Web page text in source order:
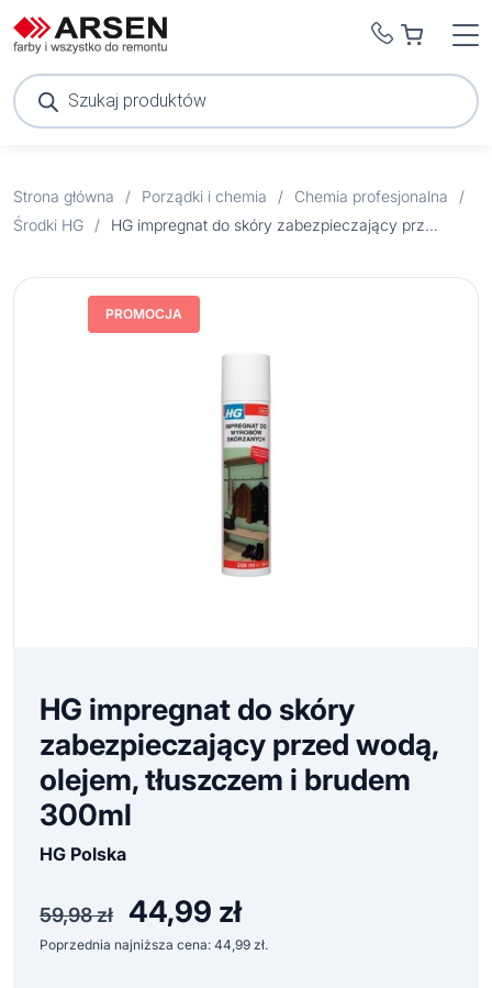
Wyszukiwarka
produktów
Strona główna / Porządki i chemia / Chemia profesjonalna
/
Środki HG
/ HG impregnat do skóry zabezpieczający przed wodą, olejem, tłuszczem i brudem 300ml
PROMOCJA
HG impregnat do skóry
zabezpieczający przed wodą,
olejem, tłuszczem i brudem
300ml
HG Polska
59,98zł
Pierwotna
cena
wynosiła:
44,99 złAktualna
Poprzednia najniższa cena: 44,99 zł.